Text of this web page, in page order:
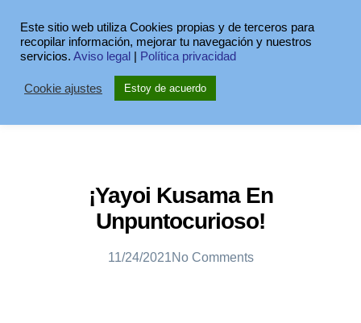
¡Yayoi Kusama En
Unpuntocurioso!
11/24/2021No Comments
Este sitio web utiliza Cookies propias y de terceros para
recopilar información, mejorar tu navegación y nuestros
servicios. Aviso legal Política privacidad
Cookie ajustes Estoy de acuerdo